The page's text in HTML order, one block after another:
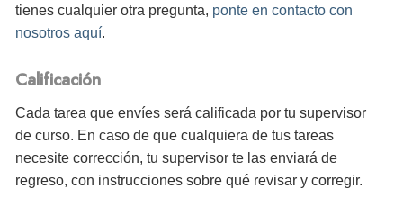
tienes cualquier otra pregunta, ponte en contacto con
nosotros aquí.
Calificación
Cada tarea que envíes será calificada por tu supervisor
de curso. En caso de que cualquiera de tus tareas
necesite corrección, tu supervisor te las enviará de
regreso, con instrucciones sobre qué revisar y corregir.